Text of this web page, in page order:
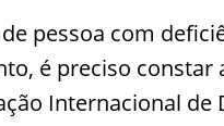
pessoa com
é preciso constar
Internacional de